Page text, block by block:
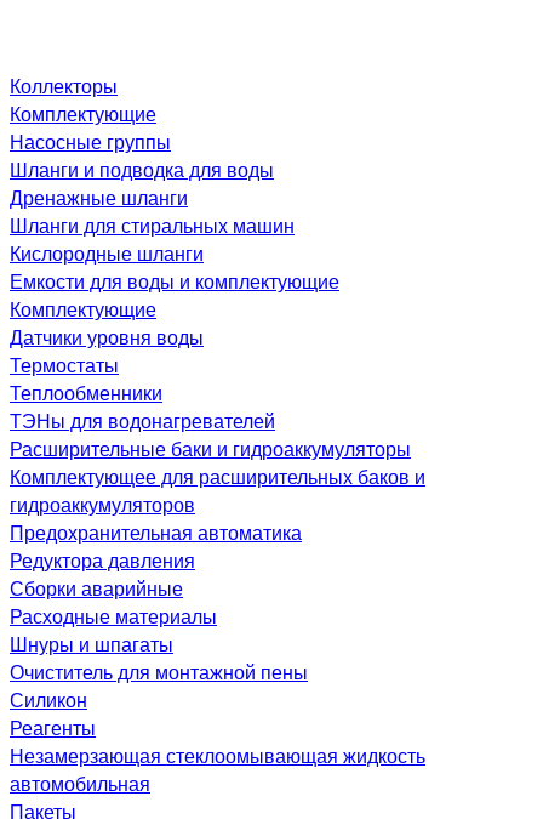
Коллекторы
Комплектующие
Насосные группы
Шланги и подводка для воды
Дренажные шланги
Шланги для стиральных машин
Кислородные шланги
Емкости для воды и комплектующие
Комплектующие
Датчики уровня воды
Термостаты
Теплообменники
ТЭНы для водонагревателей
Расширительные баки и гидроаккумуляторы
Комплектующее для расширительных баков и
гидроаккумуляторов
Предохранительная автоматика
Редуктора давления
Сборки аварийные
Расходные материалы
Шнуры и шпагаты
Очиститель для монтажной пены
Силикон
Реагенты
Незамерзающая стеклоомывающая жидкость
автомобильная
Пакеты